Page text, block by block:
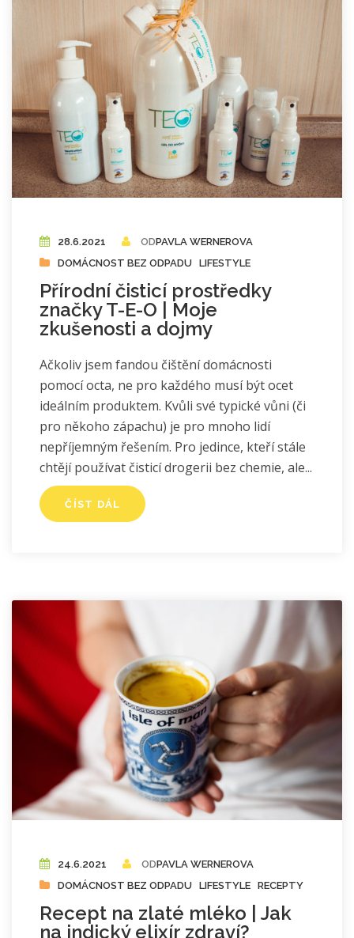
28.6.2021 ODPAVLA WERNEROVA
DOMÁCNOST BEZ ODPADU LIFESTYLE
Přírodní čisticí prostředky
značky T-E-O | Moje
zkušenosti a dojmy
Ačkoliv jsem fandou čištění domácnosti
pomocí octa, ne pro každého musí být ocet
ideálním produktem. Kvůli své typické vůni (či
pro někoho zápachu) je pro mnoho lidí
nepříjemným řešením. Pro jedince, kteří stále
chtějí používat čisticí drogerii bez chemie, ale
ČÍST DÁL
24.6.2021 ODPAVLA WERNEROVA
DOMÁCNOST BEZ ODPADU LIFESTYLE RECEPTY
Recept na zlaté mléko | Jak
na indický elixír zdraví?